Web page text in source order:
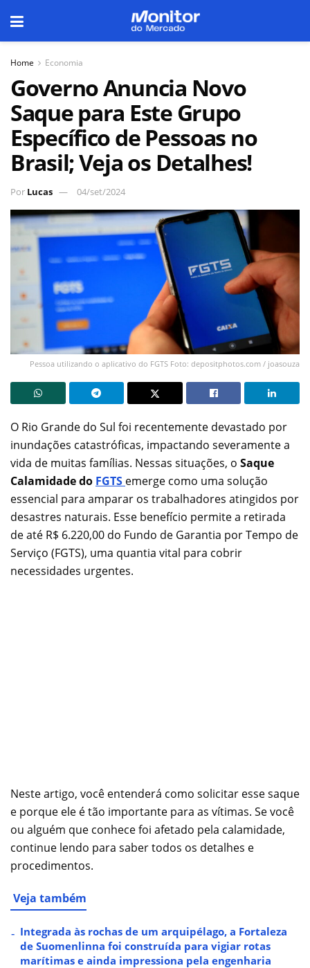
Home Economia
Governo Anuncia Novo
Saque para Este Grupo
Específico de Pessoas no
Brasil; Veja os Detalhes!
Por Lucas 04/set/2024
Pessoa utilizando o aplicativo do FGTS Foto: depositphotos.com / joasouza
O Rio Grande do Sul foi recentemente devastado por
inundações catastróficas, impactando severamente a
vida de muitas famílias. Nessas situações, o Saque
Calamidade do FGTS emerge como uma solução
essencial para amparar os trabalhadores atingidos por
desastres naturais. Esse benefício permite a retirada
de até R$ 6.220,00 do Fundo de Garantia por Tempo de
Serviço (FGTS), uma quantia vital para cobrir
necessidades urgentes.
Neste artigo, você entenderá como solicitar esse saque
e porque ele é tão importante para as vítimas. Se você
ou alguém que conhece foi afetado pela calamidade,
continue lendo para saber todos os detalhes e
procedimentos.
Veja também
Integrada às rochas de um arquipélago, a Fortaleza
de Suomenlinna foi construída para vigiar rotas
marítimas e ainda impressiona pela engenharia